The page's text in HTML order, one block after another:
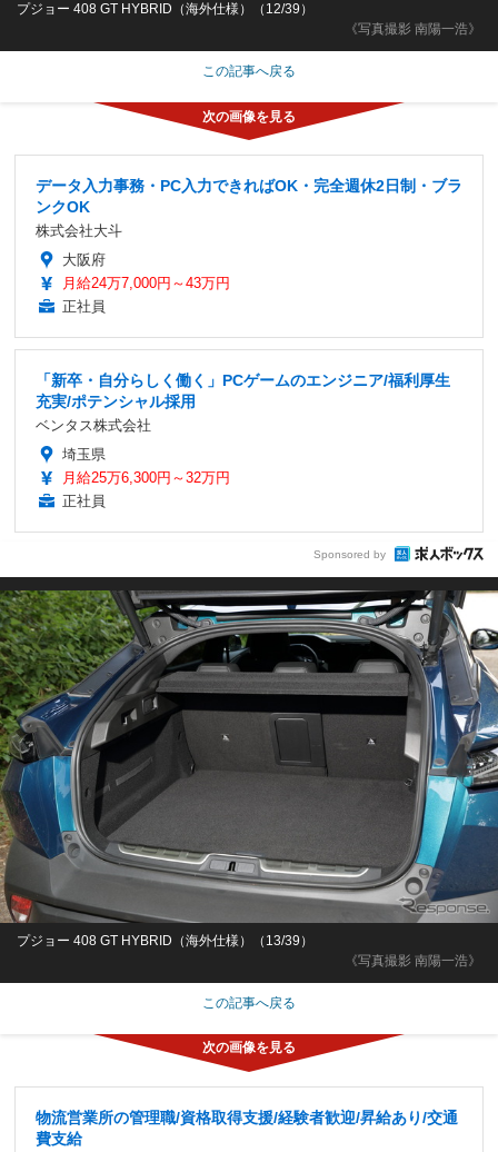
《写真撮影 南陽一浩》
プジョー 408 GT HYBRID（海外仕様）（12/39）
この記事へ戻る
データ入力事務・PC入力できればOK・完全週休2日制・ブラ
ンクOK
株式会社大斗
大阪府
月給24万7,000円～43万円
正社員
「新卒・自分らしく働く」PCゲームのエンジニア/福利厚生
充実/ポテンシャル採用
ベンタス株式会社
埼玉県
月給25万6,300円～32万円
正社員
Sponsored by
《写真撮影 南陽一浩》
プジョー 408 GT HYBRID（海外仕様）（13/39）
この記事へ戻る
物流営業所の管理職/資格取得支援/経験者歓迎/昇給あり/交通
費支給